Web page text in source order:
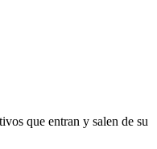
que entran y salen de su